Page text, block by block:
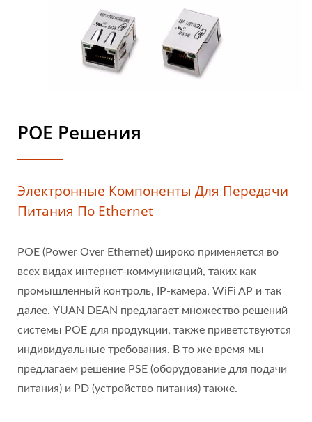
POE Решения
Электронные Компоненты Для Передачи
Питания По Ethernet
POE (Power Over Ethernet) широко применяется во
всех видах интернет-коммуникаций, таких как
промышленный контроль, IP-камера, WiFi AP и так
далее. YUAN DEAN предлагает множество решений
системы POE для продукции, также приветствуются
индивидуальные требования. В то же время мы
предлагаем решение PSE (оборудование для подачи
питания) и PD (устройство питания) также.